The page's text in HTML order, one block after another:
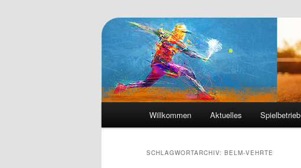
Tennis-Vehrte
Die Webseite des Tennisclub Vehrte e. V.
Zum
Zum
Willkommen Aktuelles Spielbetrieb
SCHLAGWORTARCHIV: BELM-VEHRTE